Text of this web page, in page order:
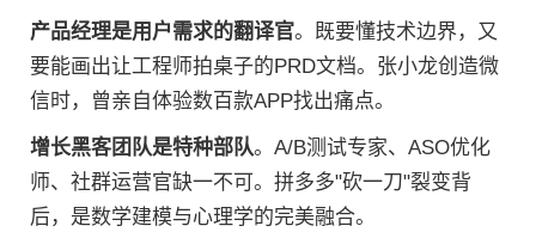
产品经理是用户需求的翻译官。既要懂技术边界，又
要能画出让工程师拍桌子的PRD文档。张小龙创造微
信时，曾亲自体验数百款APP找出痛点。
增长黑客团队是特种部队。A/B测试专家、ASO优化
师、社群运营官缺一不可。拼多多"砍一刀"裂变背
后，是数学建模与心理学的完美融合。